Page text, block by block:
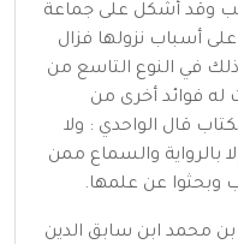
وقد أشكل على جماعة
أسباب نزولها فزال
في النوع التاسع من
له فوائد أخرى من
قال الواحدي : ولا
بالرواية والسماع ممن
وبحثوا عن علمها.
بن محمد ابن سابق الدين